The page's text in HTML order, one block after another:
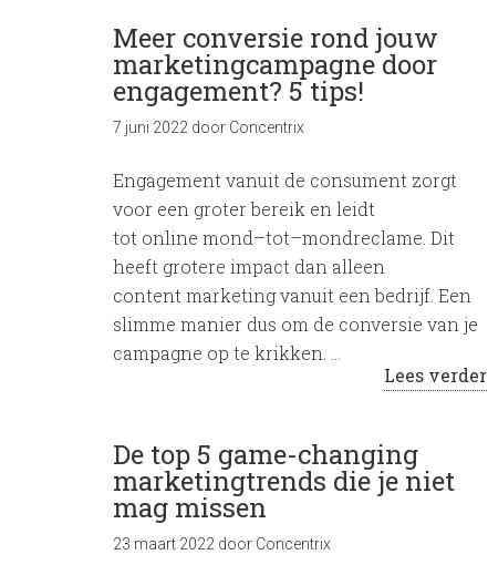
Meer conversie rond jouw
marketingcampagne door
engagement? 5 tips!
7 juni 2022 door Concentrix
Engagement vanuit de consument zorgt
voor een groter bereik en leidt
tot online mond–tot–mondreclame. Dit
heeft grotere impact dan alleen
content marketing vanuit een bedrijf. Een
slimme manier dus om de conversie van je
campagne op te krikken. …
Lees verder
De top 5 game-changing
marketingtrends die je niet
mag missen
23 maart 2022 door Concentrix